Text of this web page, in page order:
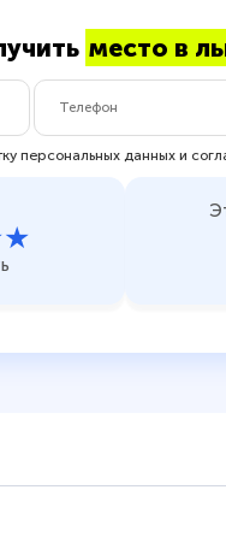
место в
персональных данных и